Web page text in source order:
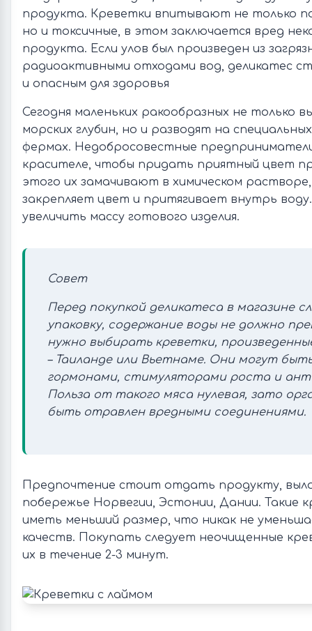
продукта. Креветки впитывают не только
но и токсичные, в этом заключается вред
продукта. Если улов был произведен из
радиоактивными отходами вод, деликатес
и опасным для здоровья
Сегодня маленьких ракообразных не только
морских глубин, но и разводят на
фермах. Недобросовестные
красителе, чтобы придать приятный цвет
этого их замачивают в химическом
закрепляет цвет и притягивает внутрь
увеличить массу готового изделия.
Совет
Перед покупкой деликатеса в магазине
упаковку, содержание воды не должно
нужно выбирать креветки,
– Таиланде или Вьетнаме. Они могут
гормонами, стимуляторами роста и
Польза от такого мяса нулевая, зато
быть отравлен вредными соединениями.
Предпочтение стоит отдать продукту,
побережье Норвегии, Эстонии, Дании. Такие
иметь меньший размер, что никак не
качеств. Покупать следует неочищенные
их в течение 2-3 минут.